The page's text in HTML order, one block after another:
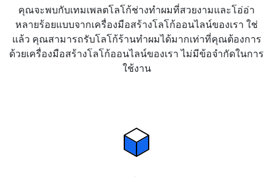
คุณจะพบกับเทมเพลตโลโก้ช่างทำผมที่สวยงามและโอ่อ่า
หลายร้อยแบบจากเครื่องมือสร้างโลโก้ออนไลน์ของเรา ใช่
แล้ว คุณสามารถรับโลโก้ร้านทำผมได้มากเท่าที่คุณต้องการ
ด้วยเครื่องมือสร้างโลโก้ออนไลน์ของเรา ไม่มีข้อจำกัดในการ
ใช้งาน